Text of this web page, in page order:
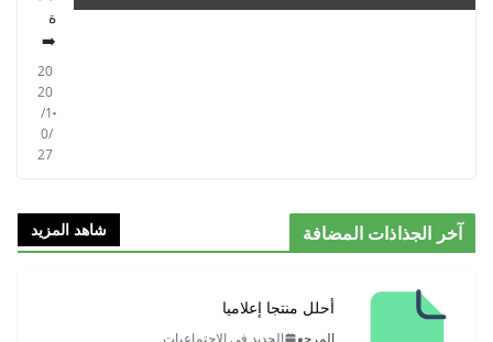
ة
➡️
20
20
/1
0/
27
آخر الجذاذات المضافة شاهد المزيد
أحلل منتجا إعلاميا
المرجع
الجديد في الاجتماعيات